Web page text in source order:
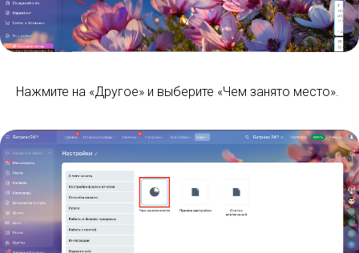
Нажмите на «Другое» и выберите «Чем занято место».